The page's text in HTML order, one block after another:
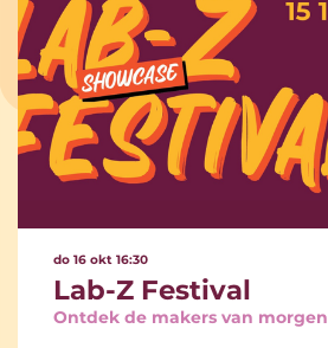
Lab-Z Festival
Ontdek de makers van morgen
do 16 okt 16:30